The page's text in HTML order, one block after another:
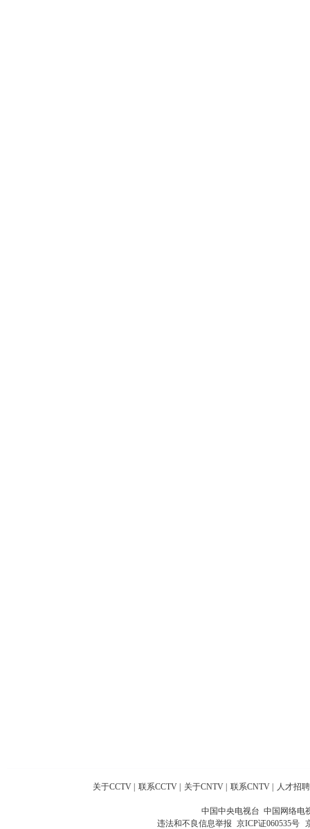
关于CCTV 联系CCTV 关于CNTV 联系CNTV 人才招聘
中国中央电视台 中国网络电
违法和不良信息举报 京ICP证060535号